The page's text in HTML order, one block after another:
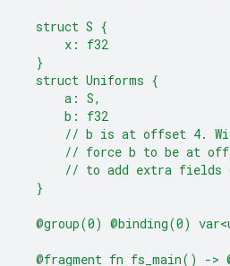
  struct S {
      x: f32
  }
  struct Uniforms {
      a: S,
      b: f32
// b is at offset 4.
// force b to be at
// to add extra fields
  }
@group(0) @binding(0)
@fragment fn fs_main() ->